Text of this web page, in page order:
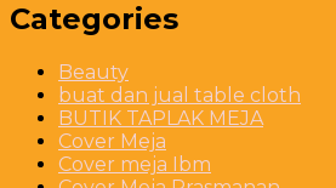
Categories
Beauty
buat dan jual table cloth
BUTIK TAPLAK MEJA
Cover Meja
Cover meja Ibm